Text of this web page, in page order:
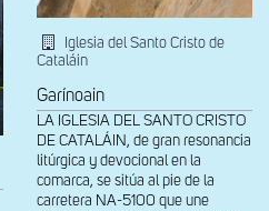
Iglesia del Santo Cristo de
Cataláin
Garínoain
LA IGLESIA DEL SANTO CRISTO
DE CATALÁIN, de gran resonancia
litúrgica y devocional en la
comarca, se sitúa al pie de la
carretera NA-5100 que une